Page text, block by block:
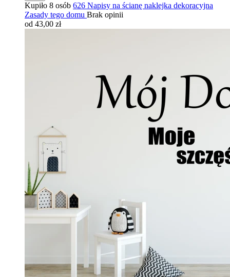
Kupiło 8 osób 626 Napisy na ścianę naklejka dekoracyjna
Zasady tego domu Brak opinii
od 43,00 zł